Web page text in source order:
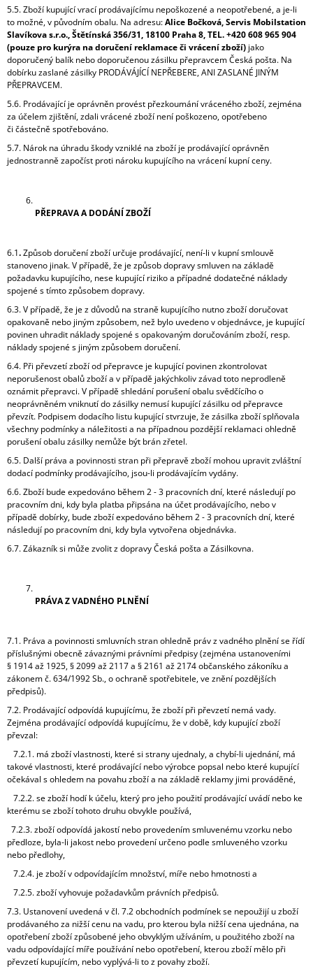
5.5. Zboží kupující vrací prodávajícímu nepoškozené a neopotřebené, a je-li
to možné, v původním obalu. Na adresu:Alice Bočková, Servis Mobilstation
Slavíkova s.r.o., Štětínská 356/31, 18100 Praha 8, TEL. +420 608 965 904
(pouze pro kurýra na doručení reklamace či vrácení zboží) jako
doporučený balík nebo doporučenou zásilku přepravcem Česká pošta. Na
dobírku zaslané zásilky PRODÁVÁJÍCÍ NEPŘEBERE, ANI ZASLANÉ JINÝM
PŘEPRAVCEM.
5.6. Prodávající je oprávněn provést přezkoumání vráceného zboží, zejména
za účelem zjištění, zdali vrácené zboží není poškozeno, opotřebeno
či částečně spotřebováno.
5.7. Nárok na úhradu škody vzniklé na zboží je prodávající oprávněn
jednostranně započíst proti nároku kupujícího na vrácení kupní ceny.
PŘEPRAVA A DODÁNÍ ZBOŽÍ
6.1.Způsob doručení zboží určuje prodávající, není-li v kupní smlouvě
stanoveno jinak. V případě, že je způsob dopravy smluven na základě
požadavku kupujícího, nese kupující riziko a případné dodatečné náklady
spojené s tímto způsobem dopravy.
6.3. V případě, že je z důvodů na straně kupujícího nutno zboží doručovat
opakovaně nebo jiným způsobem, než bylo uvedeno v objednávce, je kupující
povinen uhradit náklady spojené s opakovaným doručováním zboží, resp.
náklady spojené s jiným způsobem doručení.
6.4. Při převzetí zboží od přepravce je kupující povinen zkontrolovat
neporušenost obalů zboží a v případě jakýchkoliv závad toto neprodleně
oznámit přepravci. V případě shledání porušení obalu svědčícího o
neoprávněném vniknutí do zásilky nemusí kupující zásilku od přepravce
převzít. Podpisem dodacího listu kupující stvrzuje, že zásilka zboží splňovala
všechny podmínky a náležitosti a na případnou pozdější reklamaci ohledně
porušení obalu zásilky nemůže být brán zřetel.
6.5. Další práva a povinnosti stran při přepravě zboží mohou upravit zvláštní
dodací podmínky prodávajícího, jsou-li prodávajícím vydány.
6.6. Zboží bude expedováno během 2 - 3 pracovních dní, které následují po
pracovním dni, kdy byla platba připsána na účet prodávajícího, nebo v
případě dobírky, bude zboží expedováno během 2 - 3 pracovních dní, které
následují po pracovním dni, kdy byla vytvořena objednávka.
6.7. Zákazník si může zvolit z dopravy Česká pošta a Zásilkovna.
PRÁVA Z VADNÉHO PLNĚNÍ
7.1. Práva a povinnosti smluvních stran ohledně práv z vadného plnění se řídí
příslušnými obecně závaznými právními předpisy (zejména ustanoveními
§ 1914 až 1925, § 2099 až 2117 a § 2161 až 2174 občanského zákoníku a
zákonem č. 634/1992 Sb., o ochraně spotřebitele, ve znění pozdějších
předpisů).
7.2. Prodávající odpovídá kupujícímu, že zboží při převzetí nemá vady.
Zejména prodávající odpovídá kupujícímu, že v době, kdy kupující zboží
převzal:
7.2.1. má zboží vlastnosti, které si strany ujednaly, a chybí-li ujednání, má
takové vlastnosti, které prodávající nebo výrobce popsal nebo které kupující
očekával s ohledem na povahu zboží a na základě reklamy jimi prováděné,
7.2.2. se zboží hodí k účelu, který pro jeho použití prodávající uvádí nebo ke
kterému se zboží tohoto druhu obvykle používá,
7.2.3. zboží odpovídá jakostí nebo provedením smluvenému vzorku nebo
předloze, byla-li jakost nebo provedení určeno podle smluveného vzorku
nebo předlohy,
7.2.4. je zboží v odpovídajícím množství, míře nebo hmotnosti a
7.2.5. zboží vyhovuje požadavkům právních předpisů.
7.3. Ustanovení uvedená v čl. 7.2 obchodních podmínek se nepoužijí u zboží
prodávaného za nižší cenu na vadu, pro kterou byla nižší cena ujednána, na
opotřebení zboží způsobené jeho obvyklým užíváním, u použitého zboží na
vadu odpovídající míře používání nebo opotřebení, kterou zboží mělo při
převzetí kupujícím, nebo vyplývá-li to z povahy zboží.